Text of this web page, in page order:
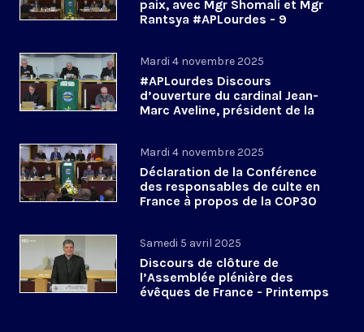
paix, avec Mgr Shomali et Mgr
Rantsya #APLourdes - 9
Mardi 4 novembre 2025
#APLourdes Discours
d’ouverture du cardinal Jean-
Marc Aveline, président de la
Mardi 4 novembre 2025
Déclaration de la Conférence
des responsables de culte en
France à propos de la COP30
Samedi 5 avril 2025
Discours de clôture de
l’Assemblée plénière des
évêques de France - Printemps